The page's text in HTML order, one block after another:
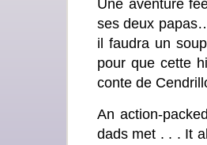
Une aventure
ses deux
il faudra un
pour que cette
conte de
An action-
dads met . . . It